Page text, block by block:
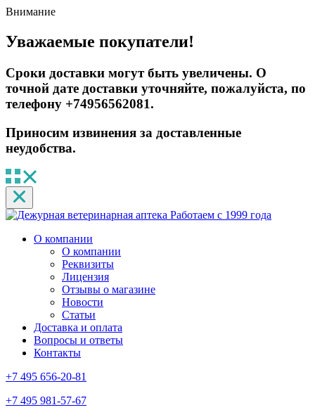
Внимание
Уважаемые покупатели!
Сроки доставки могут быть увеличены. О
точной дате доставки уточняйте, пожалуйста, по
телефону +74956562081.
Приносим извинения за доставленные
неудобства.
Работаем с 1999 года
О компании
О компании
Реквизиты
Лицензия
Отзывы о магазине
Новости
Статьи
Доставка и оплата
Вопросы и ответы
Контакты
+7 495 656-20-81
+7 495 981-57-67